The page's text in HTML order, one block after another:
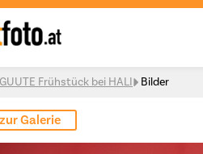
GUUTE Frühstück bei HALI Bilder
Galerie